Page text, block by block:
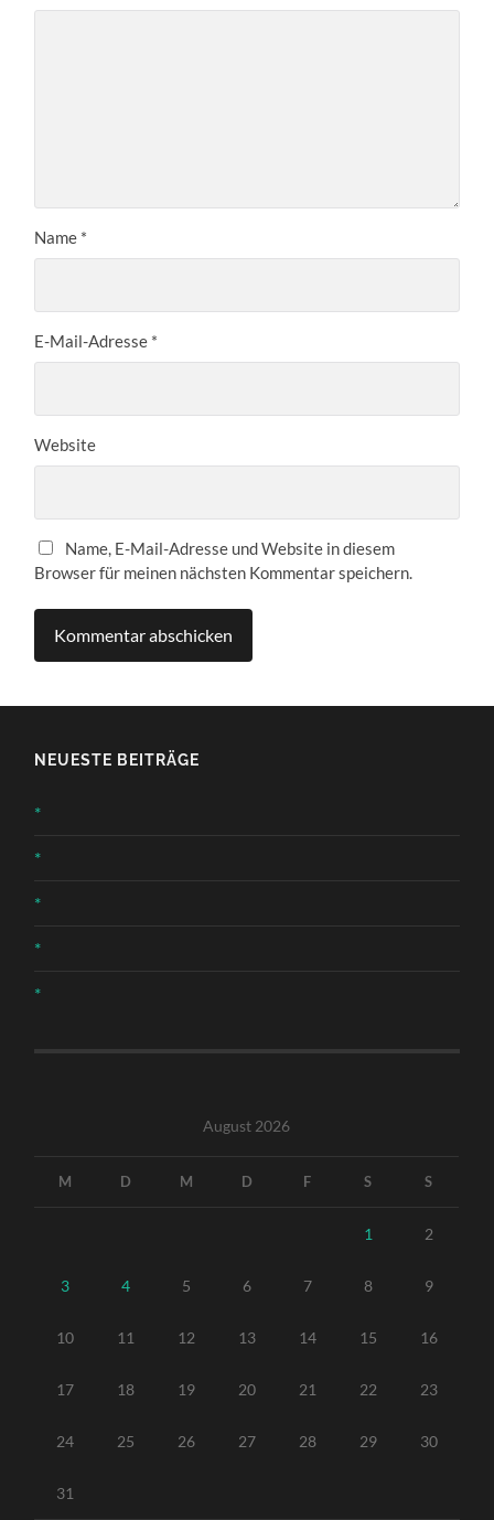
Name *
E-Mail-Adresse *
Website
Name, E-Mail-Adresse und Website in diesem
Browser für meinen nächsten Kommentar speichern.
NEUESTE BEITRÄGE
*
*
*
*
*
August 2026
M D M D F S S
1 2
3 4 5 6 7 8 9
10 11 12 13 14 15 16
17 18 19 20 21 22 23
24 25 26 27 28 29 30
31